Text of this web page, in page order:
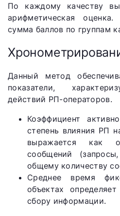
По каждому качеству
арифметическая
сумма баллов по группам
Данный метод
показатели,
действий РП-операторов.
Коэффициент
степень влияния РП
выражается как
сообщений
общему количеству
Среднее время
объектах
сбору информации.